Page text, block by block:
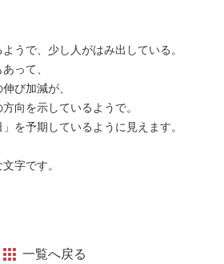
うで、少し人がはみ出している。
って、
び加減が、
向を示しているようで。
を予期しているように見えます。
字です。
一覧へ戻る